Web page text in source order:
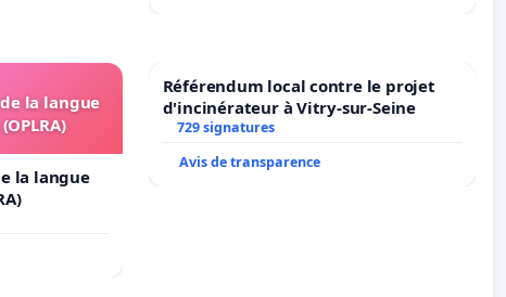
la langue
la langue
Référendum local contre le projet
d'incinérateur à Vitry-sur-Seine
729 signatures
Avis de transparence